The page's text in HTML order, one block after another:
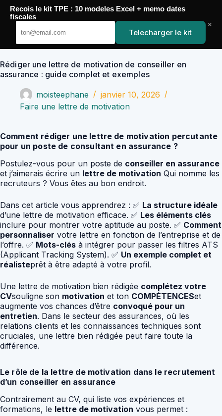
Passer
contenu
YoupiJobs
Rédiger une lettre de motivation de conseiller en
assurance : guide complet et exemples
moisteephane
janvier 10, 2026
Faire une lettre de motivation
Comment rédiger une lettre de motivation percutante
pour un poste de consultant en assurance ?
Postulez-vous pour un poste de conseiller en assurance
et j’aimerais écrire un lettre de motivation Qui nomme les
recruteurs ? Vous êtes au bon endroit.
Dans cet article vous apprendrez : ✅ La structure idéale
d’une lettre de motivation efficace. ✅ Les éléments clés
inclure pour montrer votre aptitude au poste. ✅ Comment
personnaliser votre lettre en fonction de l’entreprise et de
l’offre. ✅ Mots-clés à intégrer pour passer les filtres ATS
(Applicant Tracking System). ✅ Un exemple complet et
réalisteprêt à être adapté à votre profil.
Une lettre de motivation bien rédigée complétez votre
CVsouligne son motivation et ton COMPÉTENCESet
augmente vos chances d’être convoqué pour un
entretien. Dans le secteur des assurances, où les
relations clients et les connaissances techniques sont
cruciales, une lettre bien rédigée peut faire toute la
différence.
Le rôle de la lettre de motivation dans le recrutement
d’un conseiller en assurance
Contrairement au CV, qui liste vos expériences et
formations, le lettre de motivation vous permet :
Recois le kit TPE : 10 modeles Excel + memo dates
fiscales
Telecharger le kit
×